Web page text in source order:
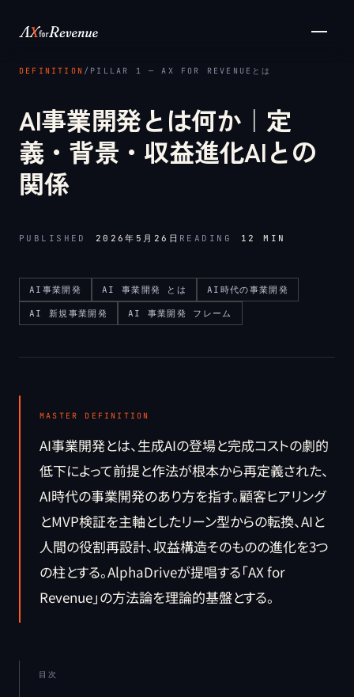
DEFINITION / PILLAR 1 ─ AX FOR REVENUEとは
AI事業開発とは何か｜定
義・背景・収益進化AIとの
関係
PUBLISHED 2026年5月26日 READING 12 MIN
AI事業開発 AI 事業開発 とは AI時代の事業開発
AI 新規事業開発 AI 事業開発 フレーム
MASTER DEFINITION
AI事業開発とは、生成AIの登場と完成コストの劇的
低下によって前提と作法が根本から再定義された、
AI時代の事業開発のあり方を指す。顧客ヒアリング
とMVP検証を主軸としたリーン型からの転換、AIと
人間の役割再設計、収益構造そのものの進化を3つ
の柱とする。AlphaDriveが提唱する「AX for
Revenue」の方法論を理論的基盤とする。
目次